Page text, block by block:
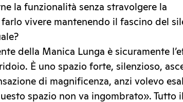
la funzionalità senza stravolgere la
vivere mantenendo il fascino del
della Manica Lunga è sicuramente
È uno spazio forte, silenzioso,
di magnificenza, anzi volevo
spazio non va ingombrato». Tutto il